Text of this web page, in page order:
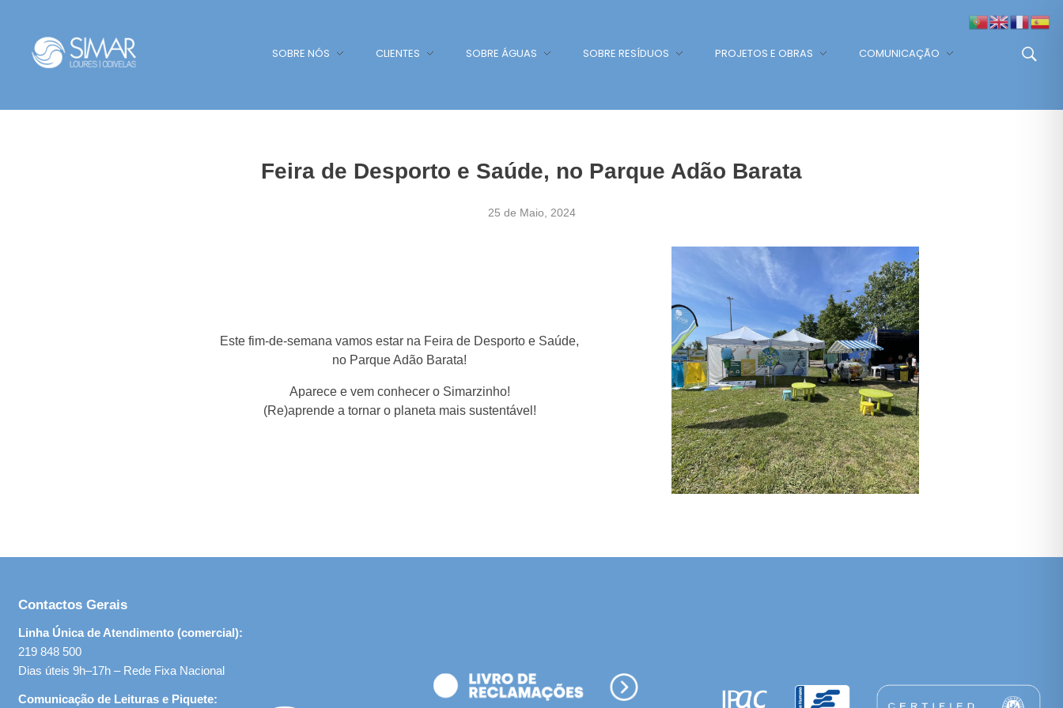
SOBRE NÓS CLIENTES SOBRE ÁGUAS SOBRE RESÍDUOS PROJETOS E OBRAS COMUNICAÇÃO
Feira de Desporto e Saúde, no Parque Adão Barata
25 de Maio, 2024
Este fim-de-semana vamos estar na Feira de Desporto e Saúde,
no Parque Adão Barata!
Aparece e vem conhecer o Simarzinho!
(Re)aprende a tornar o planeta mais sustentável!
Contactos Gerais
Linha Única de Atendimento (comercial):
219 848 500
Dias úteis 9h–17h – Rede Fixa Nacional
Comunicação de Leituras e Piquete: